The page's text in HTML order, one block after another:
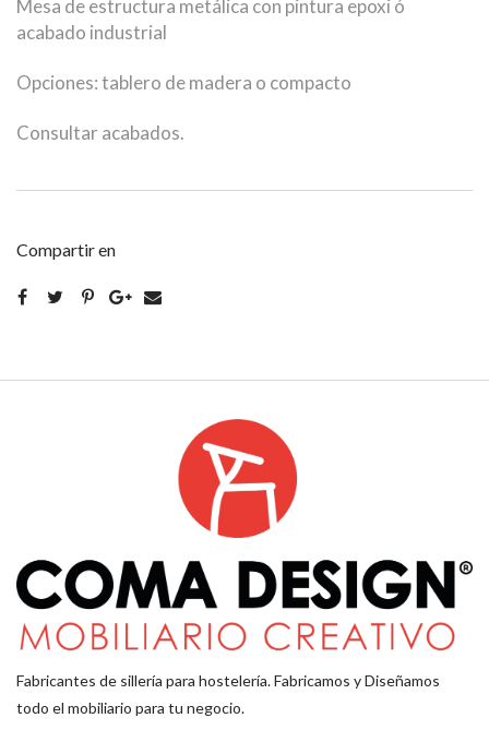
Mesa de estructura metálica con pintura epoxi ó
acabado industrial
Opciones: tablero de madera o compacto
Consultar acabados.
Compartir en
Fabricantes de sillería para hostelería. Fabricamos y Diseñamos
todo el mobiliario para tu negocio.